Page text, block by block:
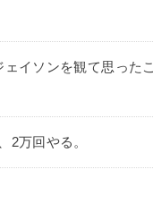
イソンを観て思ったこ
2万回やる。